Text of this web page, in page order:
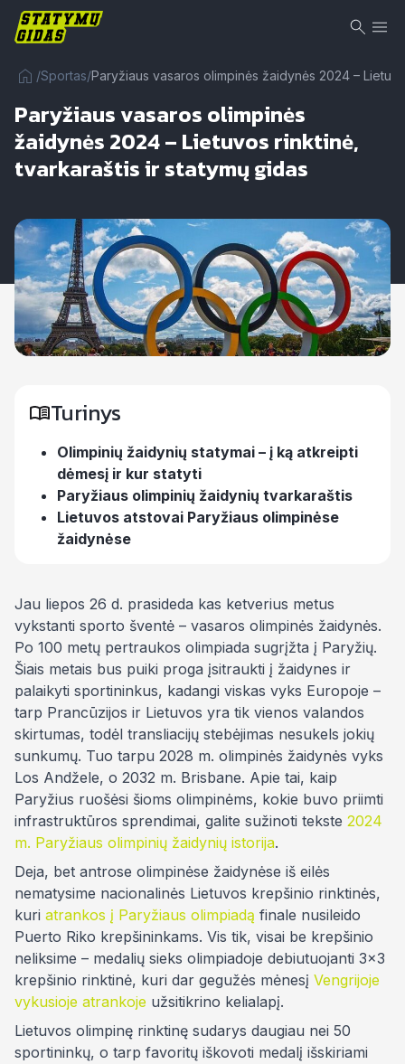
/Sportas/Paryžiaus vasaros olimpinės žaidynės 2024 –
Paryžiaus vasaros olimpinės
žaidynės 2024 – Lietuvos rinktinė,
tvarkaraštis ir statymų gidas
Turinys
Olimpinių žaidynių statymai – į ką atkreipti
dėmesį ir kur statyti
Paryžiaus olimpinių žaidynių tvarkaraštis
Lietuvos atstovai Paryžiaus olimpinėse
žaidynėse
Jau liepos 26 d. prasideda kas ketverius metus
vykstanti sporto šventė – vasaros olimpinės žaidynės.
Po 100 metų pertraukos olimpiada sugrįžta į Paryžių.
Šiais metais bus puiki proga įsitraukti į žaidynes ir
palaikyti sportininkus, kadangi viskas vyks Europoje –
tarp Prancūzijos ir Lietuvos yra tik vienos valandos
skirtumas, todėl transliacijų stebėjimas nesukels jokių
sunkumų. Tuo tarpu 2028 m. olimpinės žaidynės vyks
Los Andžele, o 2032 m. Brisbane. Apie tai, kaip
Paryžius ruošėsi šioms olimpinėms, kokie buvo priimti
infrastruktūros sprendimai, galite sužinoti tekste 2024
m. Paryžiaus olimpinių žaidynių istorija.
Deja, bet antrose olimpinėse žaidynėse iš eilės
nematysime nacionalinės Lietuvos krepšinio rinktinės,
kuri atrankos į Paryžiaus olimpiadą finale nusileido
Puerto Riko krepšininkams. Vis tik, visai be krepšinio
neliksime – medalių sieks olimpiadoje debiutuojanti 3×3
krepšinio rinktinė, kuri dar gegužės mėnesį Vengrijoje
vykusioje atrankoje užsitikrino kelialapį.
Lietuvos olimpinę rinktinę sudarys daugiau nei 50
sportininkų, o tarp favoritų iškovoti medalį išskiriami